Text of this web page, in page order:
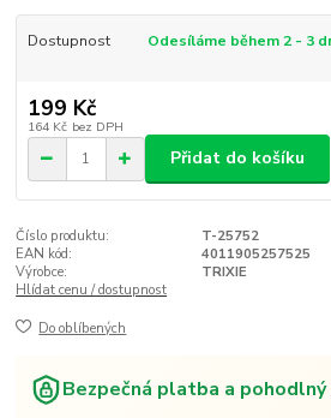
Dostupnost Odesíláme během 2 - 3
199 Kč
164 Kč bez DPH
Přidat do košíku
Číslo produktu:
T-25752
EAN kód:
4011905257525
Výrobce:
TRIXIE
Hlídat cenu / dostupnost
Do oblíbených
Bezpečná platba a pohodlný